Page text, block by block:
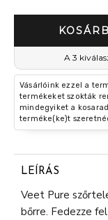
A 3
Vásárlóink ezzel a
termékeket szokták
mindegyiket a
terméke(ke)t
LEÍRÁS
Veet Pure
bőrre. Fedezze